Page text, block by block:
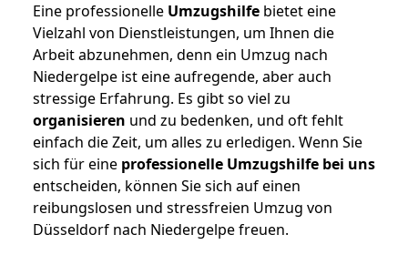
Eine professionelle Umzugshilfe bietet eine
Vielzahl von Dienstleistungen, um Ihnen die
Arbeit abzunehmen, denn ein Umzug nach
Niedergelpe ist eine aufregende, aber auch
stressige Erfahrung. Es gibt so viel zu
organisieren und zu bedenken, und oft fehlt
einfach die Zeit, um alles zu erledigen. Wenn Sie
sich für eine professionelle Umzugshilfe bei uns
entscheiden, können Sie sich auf einen
reibungslosen und stressfreien Umzug von
Düsseldorf nach Niedergelpe freuen.